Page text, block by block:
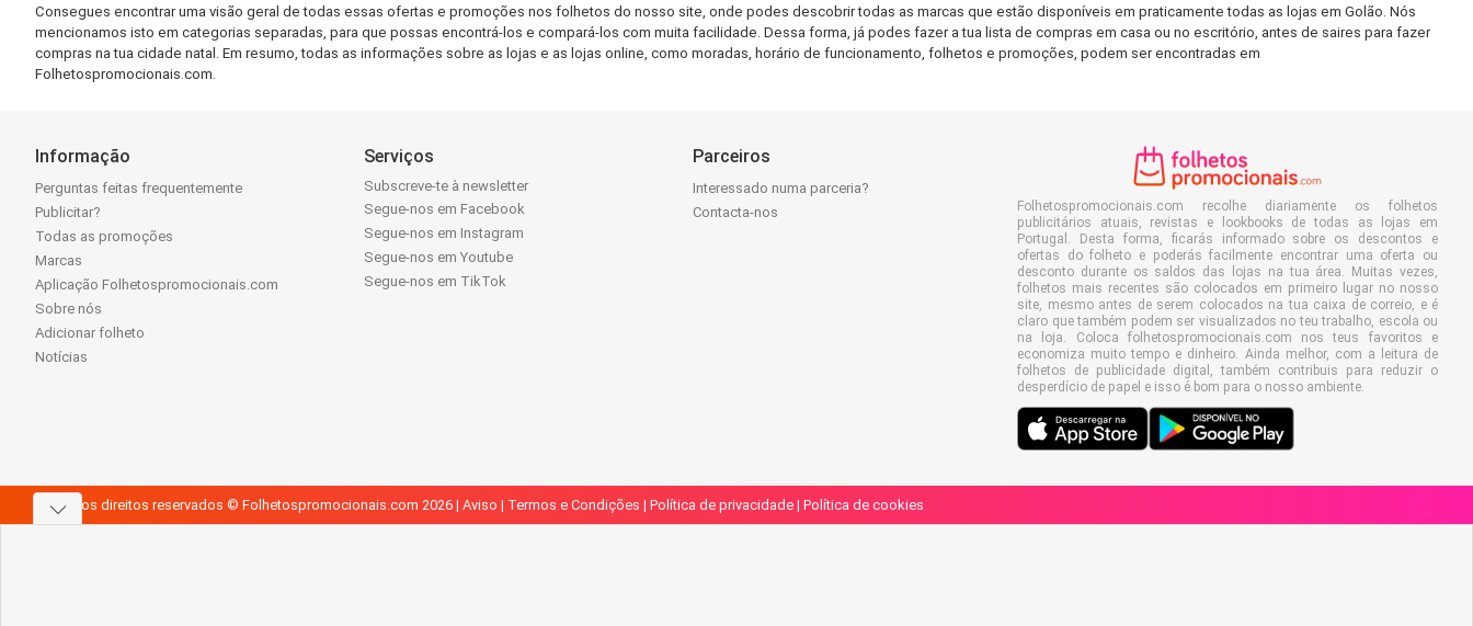
Consegues encontrar uma visão geral de todas essas ofertas e promoções nos folhetos do nosso site, onde podes descobrir todas as marcas que estão disponíveis em praticamente todas as lojas em Golão. Nós
mencionamos isto em categorias separadas, para que possas encontrá-los e compará-los com muita facilidade. Dessa forma, já podes fazer a tua lista de compras em casa ou no escritório, antes de saires para fazer
compras na tua cidade natal. Em resumo, todas as informações sobre as lojas e as lojas online, como moradas, horário de funcionamento, folhetos e promoções, podem ser encontradas em
Folhetospromocionais.com.
Informação
Perguntas feitas frequentemente
Publicitar?
Todas as promoções
Marcas
Aplicação Folhetospromocionais.com
Sobre nós
Adicionar folheto
Notícias
Serviços
Subscreve-te à newsletter
Segue-nos em Facebook
Segue-nos em Instagram
Segue-nos em Youtube
Segue-nos em TikTok
Parceiros
Interessado numa parceria?
Contacta-nos
Folhetospromocionais.com recolhe diariamente os folhetos
publicitários atuais, revistas e lookbooks de todas as lojas em
Portugal. Desta forma, ficarás informado sobre os descontos e
ofertas do folheto e poderás facilmente encontrar uma oferta ou
desconto durante os saldos das lojas na tua área. Muitas vezes,
folhetos mais recentes são colocados em primeiro lugar no nosso
site, mesmo antes de serem colocados na tua caixa de correio, e é
claro que também podem ser visualizados no teu trabalho, escola ou
na loja. Coloca folhetospromocionais.com nos teus favoritos e
economiza muito tempo e dinheiro. Ainda melhor, com a leitura de
folhetos de publicidade digital, também contribuis para reduzir o
desperdício de papel e isso é bom para o nosso ambiente.
Todos os direitos reservados © Folhetospromocionais.com 2026 | Aviso | Termos e Condições | Política de privacidade | Política de cookies